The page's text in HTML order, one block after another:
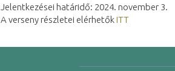
Jelentkezései határidő: 2024. november 3.
A verseny részletei elérhetőkITT